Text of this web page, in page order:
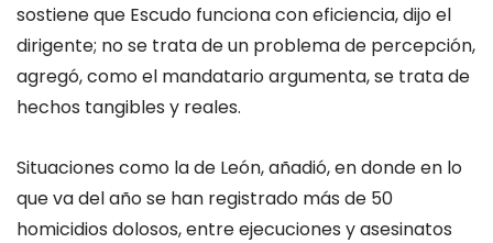
sostiene que Escudo funciona con eficiencia, dijo el
dirigente; no se trata de un problema de percepción,
agregó, como el mandatario argumenta, se trata de
hechos tangibles y reales.
Situaciones como la de León, añadió, en donde en lo
que va del año se han registrado más de 50
homicidios dolosos, entre ejecuciones y asesinatos